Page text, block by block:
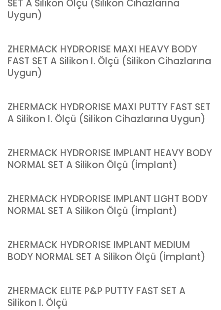
SET A Silikon Ölçü (Silikon Cihazlarına
Uygun)
ZHERMACK HYDRORISE MAXI HEAVY BODY
FAST SET A Silikon I. Ölçü (Silikon Cihazlarına
Uygun)
ZHERMACK HYDRORISE MAXI PUTTY FAST SET
A Silikon I. Ölçü (Silikon Cihazlarına Uygun)
ZHERMACK HYDRORISE IMPLANT HEAVY BODY
NORMAL SET A Silikon Ölçü (İmplant)
ZHERMACK HYDRORISE IMPLANT LIGHT BODY
NORMAL SET A Silikon Ölçü (İmplant)
ZHERMACK HYDRORISE IMPLANT MEDIUM
BODY NORMAL SET A Silikon Ölçü (İmplant)
ZHERMACK ELITE P&P PUTTY FAST SET A
Silikon I. Ölçü